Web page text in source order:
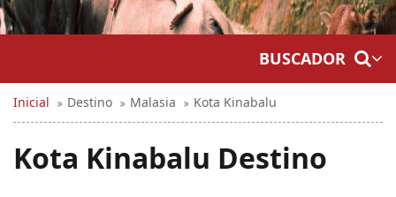
BUSCADOR
Inicial Destino Malasia Kota Kinabalu
Kota Kinabalu Destino